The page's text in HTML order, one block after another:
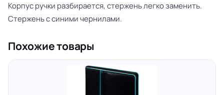
Корпус ручки разбирается, стержень легко заменить.
Стержень с синими чернилами.
Похожие товары